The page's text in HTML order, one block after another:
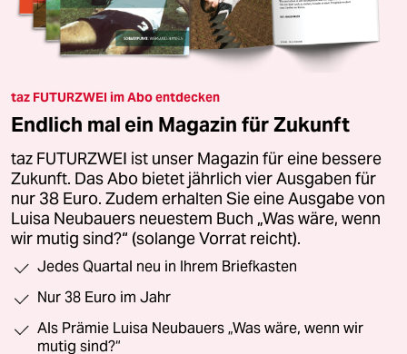
taz FUTURZWEI im Abo entdecken
Endlich mal ein Magazin für Zukunft
taz FUTURZWEI ist unser Magazin für eine bessere
Zukunft. Das Abo bietet jährlich vier Ausgaben für
nur 38 Euro. Zudem erhalten Sie eine Ausgabe von
Luisa Neubauers neuestem Buch „Was wäre, wenn
wir mutig sind?“ (solange Vorrat reicht).
Jedes Quartal neu in Ihrem Briefkasten
Nur 38 Euro im Jahr
Als Prämie Luisa Neubauers „Was wäre, wenn wir
mutig sind?“